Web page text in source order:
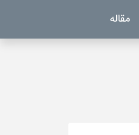
مقاله